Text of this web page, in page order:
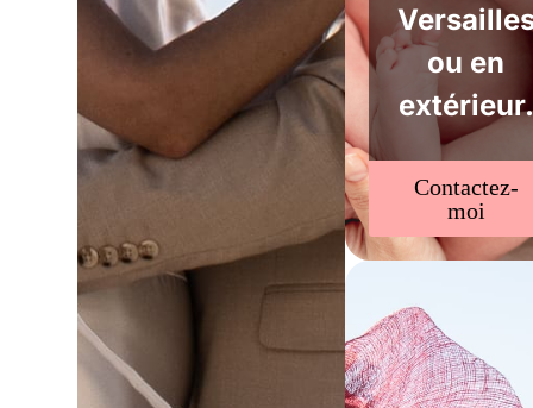
ou en
extérieur.
Contactez-
moi